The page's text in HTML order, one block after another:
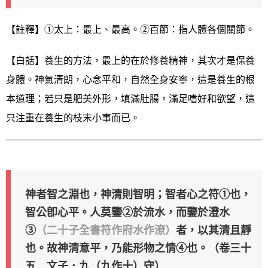
【註釋】①太上：最上、最高。②百節：指人體各個關節。
【白話】養生的方法，最上的在於修養精神，其次才是保養
身體。神氣清朗，心念平和，自然全身安寧，這是養生的根
本道理；若只是肥美外形，填滿肚腸，滿足嗜好和欲望，這
只注重在養生的枝末小事而已。
神者智之淵也，神清則智明；智者心之符①也，
智公卽心平。人莫鑒②於流水，而鑒於澄水
③ （二十子全書符作府水作潦） 者，以其清且靜
也。故神清意平，乃能形物之情④也。（卷三十